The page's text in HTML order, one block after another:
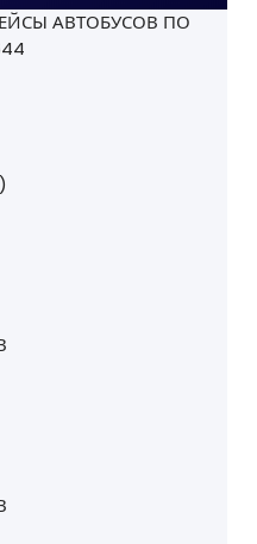
АВТОБУСОВ ПО